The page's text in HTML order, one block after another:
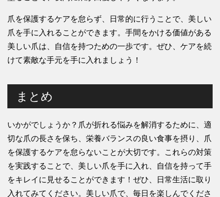
爪を保護するケアを怠らず、日常的に行うことで、美しい
爪を手に入れることができます。手間をかける価値がある
美しい爪は、自信を持つための一歩です。ぜひ、ケアを続
けて素敵な手元を手に入れましょう！
まとめ
いかがでしょうか？爪が折れる悩みを解消するために、適
切な爪の長さを保ち、栄養バランスの良い食事を摂り、爪
を保護するケアを怠らないことが大切です。これらの対策
を実践することで、美しい爪を手に入れ、自信を持って手
をキレイに見せることができます！ぜひ、日常生活に取り
入れてみてください。美しい爪で、毎日を楽しんでくださ